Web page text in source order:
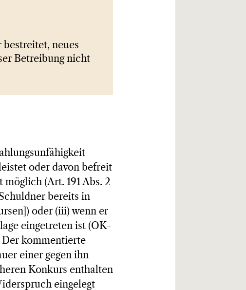
neues
Betreibung nicht
oder davon befreit
(Art. 191 Abs. 2
bereits in
oder (iii) wenn er
eingetreten ist (OK-
Der kommentierte
einer gegen ihn
Konkurs enthalten
eingelegt